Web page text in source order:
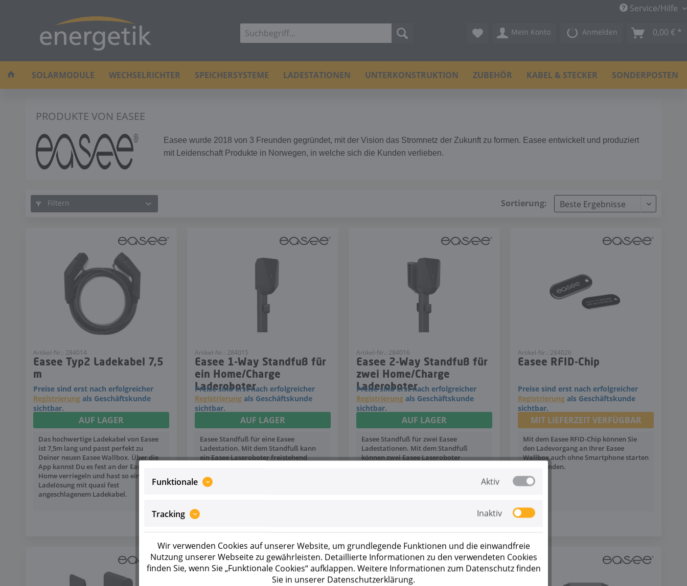
Service/Hilfe
Mein Konto Anmelden 0,00 € *
SOLARMODULE WECHSELRICHTER SPEICHERSYSTEME LADESTATIONEN UNTERKONSTRUKTION ZUBEHÖR KABEL & STECKER SONDERPOSTEN
PRODUKTE VON EASEE
Easee wurde 2018 von 3 Freunden gegründet, mit der Vision das Stromnetz der Zukunft zu formen. Easee entwickelt und produziert
mit Leidenschaft Produkte in Norwegen, in welche sich die Kunden verlieben.
Filtern Sortierung:
Artikel-Nr.: 284014
Easee Typ2 Ladekabel 7,5
m
Preise sind erst nach erfolgreicher
Registrierung als Geschäftskunde
sichtbar.
AUF LAGER
Das hochwertige Ladekabel von Easee
ist 7,5m lang und passt perfekt zu
Deiner neuen Easee Wallbox. Über die
App kannst Du es fest an der Easee
Home verriegeln und hast so eine
Ladelösung mit quasi fest
angeschlagenem Ladekabel.
Artikel-Nr.: 284015
Easee 1-Way Standfuß für
ein Home/Charge
Laderoboter
Preise sind erst nach erfolgreicher
Registrierung als Geschäftskunde
sichtbar.
AUF LAGER
Easee Standfuß für eine Easee
Ladestation. Mit dem Standfuß kann
ein Easee Laseroboter freistehend
Artikel-Nr.: 284016
Easee 2-Way Standfuß für
zwei Home/Charge
Laderoboter
Preise sind erst nach erfolgreicher
Registrierung als Geschäftskunde
sichtbar.
AUF LAGER
Easee Standfuß für zwei Easee
Ladestationen. Mit dem Standfuß
können zwei Easee Laseroboter
Artikel-Nr.: 284026
Easee RFID-Chip
Preise sind erst nach erfolgreicher
Registrierung als Geschäftskunde
sichtbar.
MIT LIEFERZEIT VERFÜGBAR
Mit dem Easee RFID-Chip können Sie
den Ladevorgang an Ihrer Easee
Wallbox auch ohne Smartphone starten
und beenden.
Funktionale Aktiv
Tracking Inaktiv
Wir verwenden Cookies auf unserer Website, um grundlegende Funktionen und die einwandfreie
Nutzung unserer Webseite zu gewährleisten. Detaillierte Informationen zu den verwendeten Cookies
finden Sie, wenn Sie „Funktionale Cookies“ aufklappen. Weitere Informationen zum Datenschutz finden
Sie in unserer Datenschutzerklärung.